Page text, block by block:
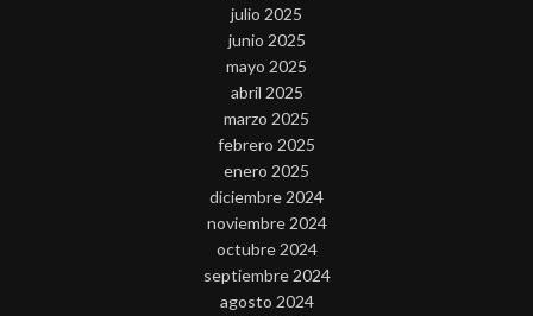
julio 2025
junio 2025
mayo 2025
abril 2025
marzo 2025
febrero 2025
enero 2025
diciembre 2024
noviembre 2024
octubre 2024
septiembre 2024
agosto 2024